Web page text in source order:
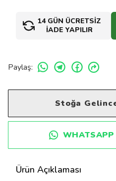
14 GÜN ÜCRETSİZ
İADE YAPILIR
Paylaş:
Stoğa
Ürün Açıklaması